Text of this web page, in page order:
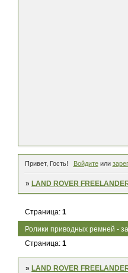
Привет, Гость! Войдитеили
»LAND ROVER
Ролики приводных ремней -
Страница:1
Страница:1
» LAND ROVER